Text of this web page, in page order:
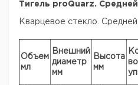
Тигель proQuarz.
Кварцевое стекло. Средней
Объем
мл
Внешний
диаметр
мм
Высота
мм
во в